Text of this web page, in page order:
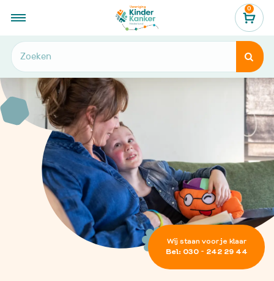
0


Wij staan voor je klaar
Bel: 030 - 242 29 44